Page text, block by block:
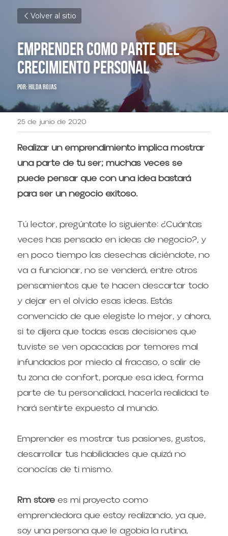
Volver al sitio
Emprender como parte del
crecimiento personal
Por: Hilda Rojas
25 de junio de 2020
Realizar un emprendimiento implica mostrar
una parte de tu ser; muchas veces se
puede pensar que con una idea bastará
para ser un negocio exitoso.
Tú lector, pregúntate lo siguiente: ¿Cuántas
veces has pensado en ideas de negocio?, y
en poco tiempo las desechas diciéndote, no
va a funcionar, no se venderá, entre otros
pensamientos que te hacen descartar todo
y dejar en el olvido esas ideas. Estás
convencido de que elegiste lo mejor, y ahora,
si te dijera que todas esas decisiones que
tuviste se ven opacadas por temores mal
infundados por miedo al fracaso, o salir de
tu zona de confort, porque esa idea, forma
parte de tu personalidad, hacerla realidad te
hará sentirte expuesto al mundo.
Emprender es mostrar tus pasiones, gustos,
desarrollar tus habilidades que quizá no
conocías de ti mismo.
Rm store es mi proyecto como
emprendedora que estoy realizando, ya que,
soy una persona que le agobia la rutina,